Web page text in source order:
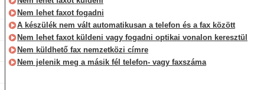
Nem lehet faxot fogadni
A készülék nem vált automatikusan a telefon és a fax között
Nem lehet faxot küldeni vagy fogadni optikai vonalon keresztül
Nem küldhető fax nemzetközi címre
Nem jelenik meg a másik fél telefon- vagy faxszáma